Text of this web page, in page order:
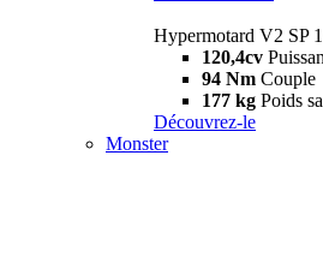
Hypermotard V2 SP
120,4cv
94 Nm Couple
177 kg Poids
Découvrez-le
Monster